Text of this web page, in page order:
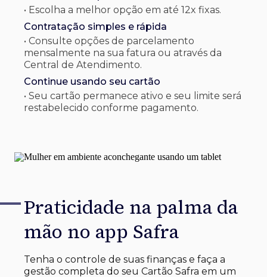
• Escolha a melhor opção em até 12x fixas.
Contratação simples e rápida
• Consulte opções de parcelamento
mensalmente na sua fatura ou através da
Central de Atendimento.
Continue usando seu cartão
• Seu cartão permanece ativo e seu limite será
restabelecido conforme pagamento.
Praticidade na palma da
mão no app Safra
Tenha o controle de suas finanças e faça a
gestão completa do seu Cartão Safra em um